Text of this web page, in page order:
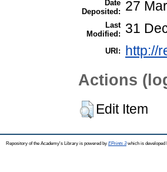
Date
Deposited:
27
Last
Modified:
31
URI: http://
Actions
Edit Item
Repository of the Academy's Library is powered by EPrints 3which is developed